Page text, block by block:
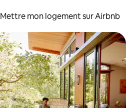
Mettre mon logement sur Airbnb